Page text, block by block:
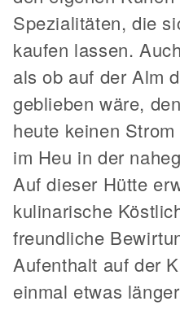
Spezialitäten, die
kaufen lassen.
als ob auf der Alm
geblieben wäre,
heute keinen
im Heu in der
Auf dieser Hütte
kulinarische
freundliche
Aufenthalt auf der
einmal etwas